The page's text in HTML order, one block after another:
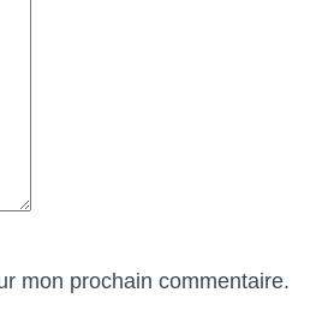
mon prochain commentaire.